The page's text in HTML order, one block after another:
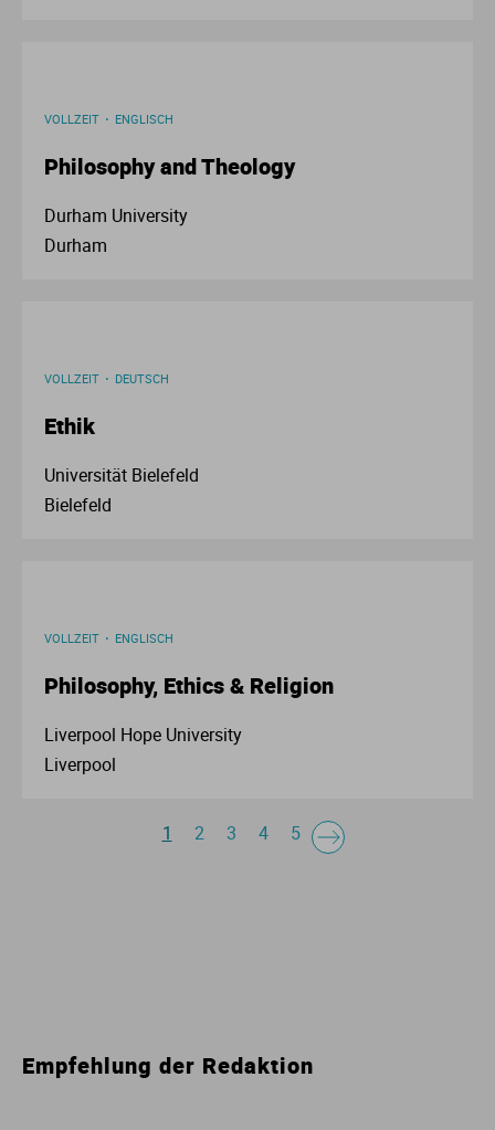
VOLLZEIT ENGLISCH
Philosophy and Theology
Durham University
Durham
VOLLZEIT DEUTSCH
Ethik
Universität Bielefeld
Bielefeld
VOLLZEIT ENGLISCH
Philosophy, Ethics & Religion
Liverpool Hope University
Liverpool
1 2 3 4 5
Empfehlung der Redaktion